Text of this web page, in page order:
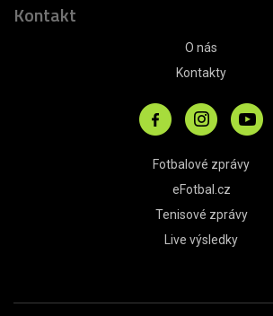
Kontakt
O nás
Kontakty
Fotbalové zprávy
eFotbal.cz
Tenisové zprávy
Live výsledky